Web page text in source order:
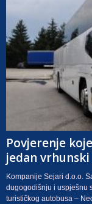
Povjerenje
jedan
Kompanije Sejari d.o.o.
dugogodišnju i uspješnu
turističkog autobusa –